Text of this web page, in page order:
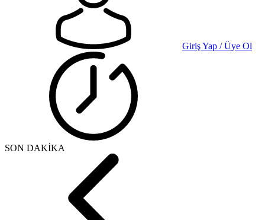
Giriş Yap / Üye Ol
SON DAKİKA